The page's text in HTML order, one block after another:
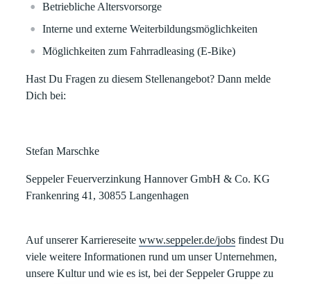
Betriebliche Altersvorsorge
Interne und externe Weiterbildungsmöglichkeiten
Möglichkeiten zum Fahrradleasing (E-Bike)
Hast Du Fragen zu diesem Stellenangebot? Dann melde
Dich bei:
Stefan Marschke
Seppeler Feuerverzinkung Hannover GmbH & Co. KG
Frankenring 41, 30855 Langenhagen
Auf unserer Karriereseitewww.seppeler.de/jobs findest Du
viele weitere Informationen rund um unser Unternehmen,
unsere Kultur und wie es ist, bei der Seppeler Gruppe zu